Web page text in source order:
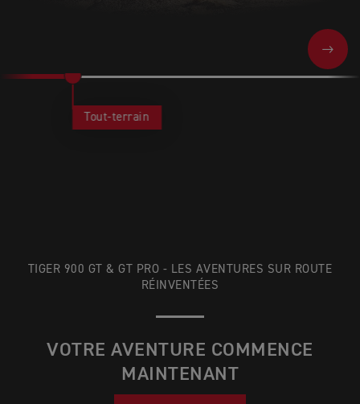
NEXT
Tout-terrain
TIGER 900 GT & GT PRO - LES AVENTURES SUR ROUTE
RÉINVENTÉES
VOTRE AVENTURE COMMENCE
MAINTENANT